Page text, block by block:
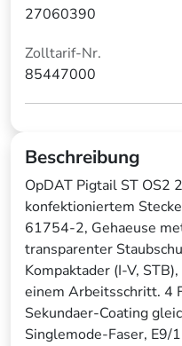
27060390
Zolltarif-Nr.
85447000
Beschreibung
OpDAT Pigtail ST OS2
konfektioniertem
61754-2, Gehaeuse
transparenter
Kompaktader (I-V,
einem Arbeitsschritt. 4
Sekundaer-Coating
Singlemode-Faser, E9/